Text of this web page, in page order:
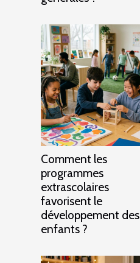
Comment les
programmes
extrascolaires
favorisent le
développement des
enfants ?